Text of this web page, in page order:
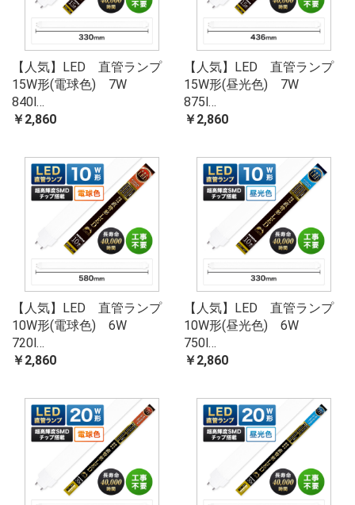
【人気】LED 直管ランプ
15W形(電球色) 7W
840l…
￥2,860
【人気】LED 直管ランプ
15W形(昼光色) 7W
875l…
￥2,860
【人気】LED 直管ランプ
10W形(電球色) 6W
720l…
￥2,860
【人気】LED 直管ランプ
10W形(昼光色) 6W
750l…
￥2,860